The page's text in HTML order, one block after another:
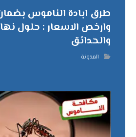
طرق ابادة الناموس
وارخص الاسعار : حلول
والحدائق
المدونة